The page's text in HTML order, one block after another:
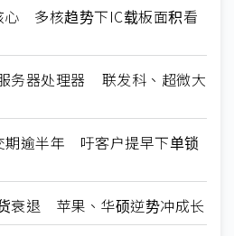
心 多核趋势下IC载板面积看
务器处理器 联发科、超微大
期逾半年 吁客户提早下单锁
衰退 苹果、华硕逆势冲成长